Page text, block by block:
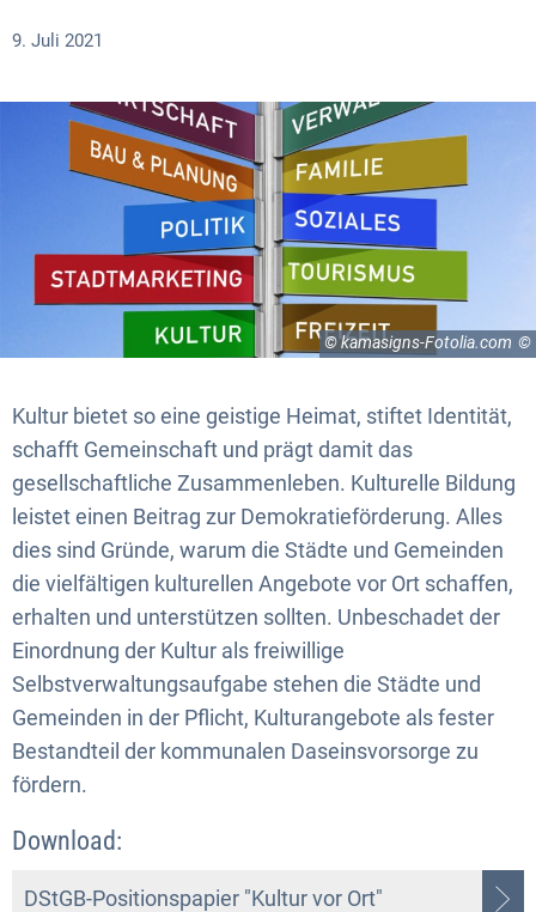
9. Juli 2021
© kamasigns-Fotolia.com
Kultur bietet so eine geistige Heimat, stiftet Identität,
schafft Gemeinschaft und prägt damit das
gesellschaftliche Zusammenleben. Kulturelle Bildung
leistet einen Beitrag zur Demokratieförderung. Alles
dies sind Gründe, warum die Städte und Gemeinden
die vielfältigen kulturellen Angebote vor Ort schaffen,
erhalten und unterstützen sollten. Unbeschadet der
Einordnung der Kultur als freiwillige
Selbstverwaltungsaufgabe stehen die Städte und
Gemeinden in der Pflicht, Kulturangebote als fester
Bestandteil der kommunalen Daseinsvorsorge zu
fördern.
Download:
DStGB-Positionspapier "Kultur vor Ort"